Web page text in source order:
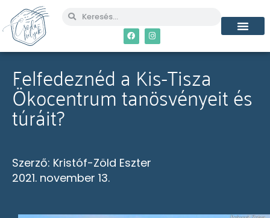
Felfedeznéd a Kis-Tisza
Ökocentrum tanösvényeit és
túráit?
Szerző: Kristóf-Zöld Eszter
2021. november 13.